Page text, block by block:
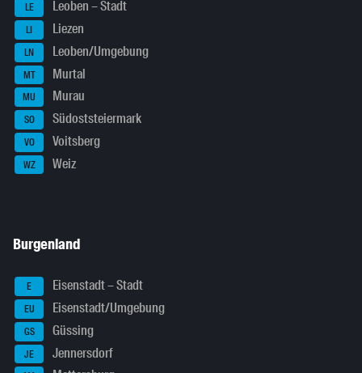
LE Leoben – Stadt
LI Liezen
LN Leoben/Umgebung
MT Murtal
MU Murau
SO Südoststeiermark
VO Voitsberg
WZ Weiz
Burgenland
E Eisenstadt – Stadt
EU Eisenstadt/Umgebung
GS Güssing
JE Jennersdorf